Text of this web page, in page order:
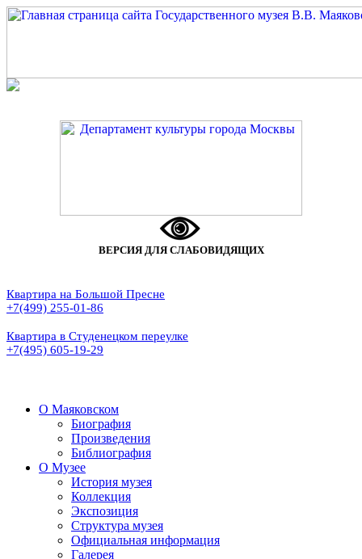
ВЕРСИЯ ДЛЯ СЛАБОВИДЯЩИХ
Квартира на Большой Пресне
+7(499) 255-01-86
Квартира в Студенецком переулке
+7(495) 605-19-29
О Маяковском
Биография
Произведения
Библиография
О Музее
История музея
Коллекция
Экспозиция
Структура музея
Официальная информация
Галерея